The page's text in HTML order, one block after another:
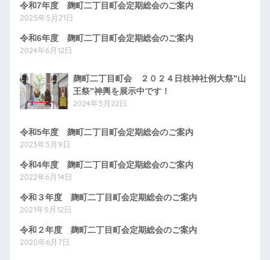
令和7年度 麹町二丁目町会定期総会のご案内
2025年5月21日
令和6年度 麹町二丁目町会定期総会のご案内
2024年6月12日
麹町二丁目町会 ２０２４日枝神社例大祭”山
王祭”神輿を展示中です！
2024年5月22日
令和5年度 麹町二丁目町会定期総会のご案内
2023年5月9日
令和4年度 麹町二丁目町会定期総会のご案内
2022年6月14日
令和３年度 麹町二丁目町会定期総会のご案内
2021年5月12日
令和２年度 麹町二丁目町会定期総会のご案内
2020年6月7日